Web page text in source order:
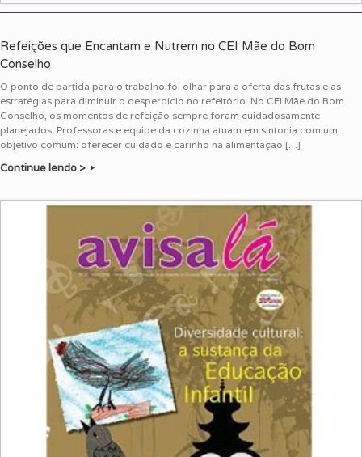
Refeições que Encantam e Nutrem no CEI Mãe do Bom
Conselho
O ponto de partida para o trabalho foi olhar para a oferta das frutas e as
estratégias para diminuir o desperdício no refeitório. No CEI Mãe do Bom
Conselho, os momentos de refeição sempre foram cuidadosamente
planejados. Professoras e equipe da cozinha atuam em sintonia com um
objetivo comum: oferecer cuidado e carinho na alimentação […]
Continue lendo >